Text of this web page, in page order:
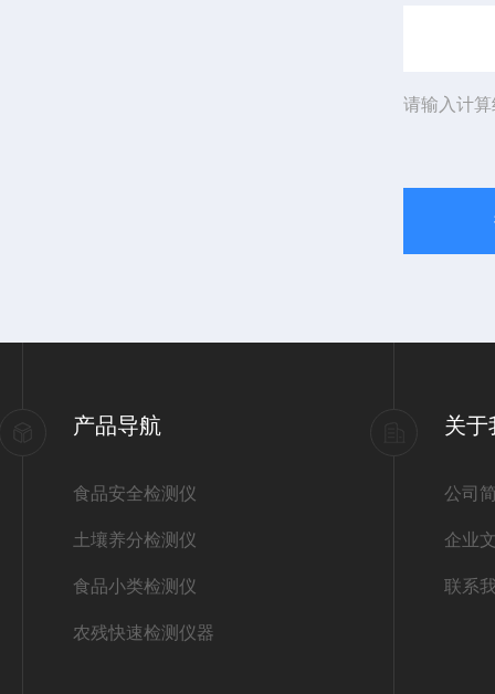
请输入计
产品导航
食品安全检测仪
土壤养分检测仪
食品小类检测仪
农残快速检测仪器
关于
公司
企业
联系